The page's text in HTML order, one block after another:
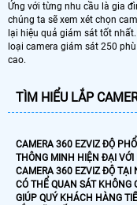
Ứng với từng nhu cầu là gia
chúng ta sẽ xem xét chọn
lại hiệu quả giám sát tốt
loại camera giám sát 250
cao.
TÌM HIỂU LẮP
CAMERA 360 EZVIZ ĐỘ
THÔNG MINH HIỆN ĐẠI VỚI
CAMERA 360 EZVIZ ĐỘ TẠI
CÓ THỂ QUAN SÁT KHÔNG
GIÚP QUÝ KHÁCH HÀNG